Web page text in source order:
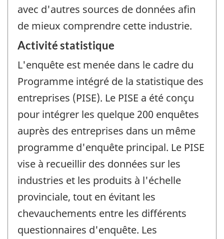
avec d'autres sources de données afin
de mieux comprendre cette industrie.
Activité statistique
L'enquête est menée dans le cadre du
Programme intégré de la statistique des
entreprises (PISE). Le PISE a été conçu
pour intégrer les quelque 200 enquêtes
auprès des entreprises dans un même
programme d'enquête principal. Le PISE
vise à recueillir des données sur les
industries et les produits à l'échelle
provinciale, tout en évitant les
chevauchements entre les différents
questionnaires d'enquête. Les